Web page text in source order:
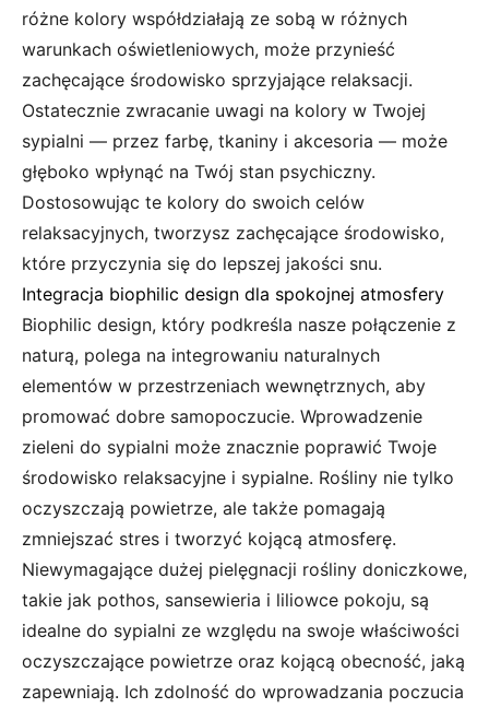
różne kolory współdziałają ze sobą w różnych
warunkach oświetleniowych, może przynieść
zachęcające środowisko sprzyjające relaksacji.
Ostatecznie zwracanie uwagi na kolory w Twojej
sypialni — przez farbę, tkaniny i akcesoria — może
głęboko wpłynąć na Twój stan psychiczny.
Dostosowując te kolory do swoich celów
relaksacyjnych, tworzysz zachęcające środowisko,
które przyczynia się do lepszej jakości snu.
Integracja biophilic design dla spokojnej atmosfery
Biophilic design, który podkreśla nasze połączenie z
naturą, polega na integrowaniu naturalnych
elementów w przestrzeniach wewnętrznych, aby
promować dobre samopoczucie. Wprowadzenie
zieleni do sypialni może znacznie poprawić Twoje
środowisko relaksacyjne i sypialne. Rośliny nie tylko
oczyszczają powietrze, ale także pomagają
zmniejszać stres i tworzyć kojącą atmosferę.
Niewymagające dużej pielęgnacji rośliny doniczkowe,
takie jak pothos, sansewieria i liliowce pokoju, są
idealne do sypialni ze względu na swoje właściwości
oczyszczające powietrze oraz kojącą obecność, jaką
zapewniają. Ich zdolność do wprowadzania poczucia